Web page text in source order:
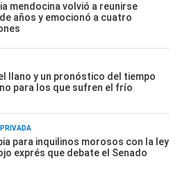
mendocina volvió a reunirse
años y emocionó a cuatro
llano y un pronóstico del tiempo
para los que sufren el frío
para inquilinos morosos con la ley
exprés que debate el Senado